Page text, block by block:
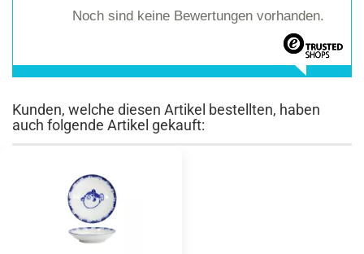
Noch sind keine Bewertungen vorhanden.
Kunden, welche diesen Artikel bestellten, haben
auch folgende Artikel gekauft: